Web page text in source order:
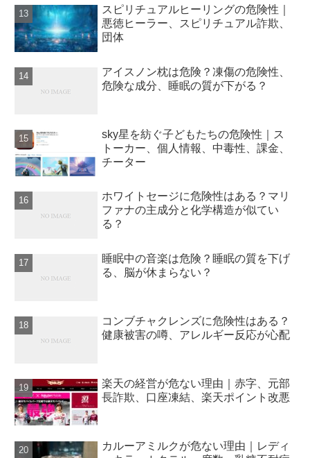
スピリチュアルヒーリングの危険性｜
悪徳ヒーラー、スピリチュアル詐欺、
団体
アイスノン枕は危険？凍傷の危険性、
危険な成分、睡眠の質が下がる？
sky星を紡ぐ子どもたちの危険性｜ス
トーカー、個人情報、中毒性、課金、
チーター
ホワイトセージに危険性はある？マリ
ファナの主成分と化学構造が似てい
る？
睡眠中の音楽は危険？睡眠の質を下げ
る、脳が休まらない？
コンブチャクレンズに危険性はある？
健康被害の噂、アレルギー反応が心配
楽天の経営が危ない理由｜赤字、元部
長詐欺、口座凍結、楽天ポイント改悪
カルーアミルクが危ない理由｜レディ